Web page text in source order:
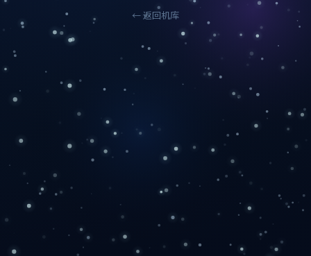
← 返回机库